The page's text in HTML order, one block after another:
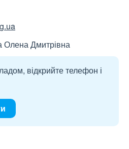
Дмитрівна
відкрийте телефон і